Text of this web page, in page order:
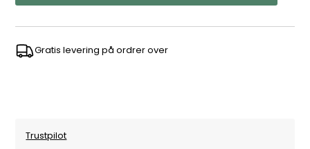
Gratis levering på ordrer over
Trustpilot